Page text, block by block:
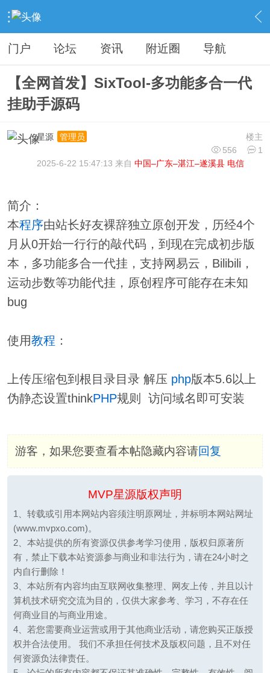
› 分类信息 › 源码模板 › 内容
门户 论坛 资讯 附近圈 导航
【全网首发】SixTool-多功能多合一代
挂助手源码
楼主
星源
管理员
556
1
2025-6-22 15:47:13 来自 中国–广东–湛江–遂溪县 电信
简介：
本程序由站长好友裸辞独立原创开发，历经4个
月从0开始一行行的敲代码，到现在完成初步版
本，多功能多合一代挂，支持网易云，Bilibili，
运动步数等功能代挂，原创程序可能存在未知
bug
使用教程 ：
上传压缩包到根目录目录 解压 php版本5.6以上
伪静态设置thinkPHP规则 访问域名即可安装
游客，如果您要查看本帖隐藏内容请回复
MVP星源版权声明
1、转载或引用本网站内容须注明原网址，并标明本网站网址
(www.mvpxo.com)。
2、本站提供的所有资源仅供参考学习使用，版权归原著所
有，禁止下载本站资源参与商业和非法行为，请在24小时之
内自行删除！
3、本站所有内容均由互联网收集整理、网友上传，并且以计
算机技术研究交流为目的，仅供大家参考、学习，不存在任
何商业目的与商业用途。
4、若您需要商业运营或用于其他商业活动，请您购买正版授
权并合法使用。 我们不承担任何技术及版权问题，且不对任
何资源负法律责任。